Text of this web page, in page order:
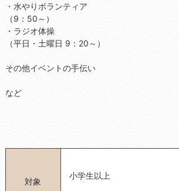
・水やりボランティア
（9：50～）
・ラジオ体操
（平日・土曜日 9：20～）
その他イベントの手伝い
など
対象
小学生以上